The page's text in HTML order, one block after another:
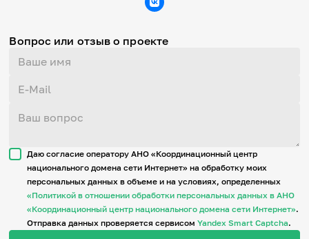
Вопрос или отзыв о проекте
Даю согласие оператору АНО «Координационный центр
национального домена сети Интернет» на обработку моих
персональных данных в объеме и на условиях, определенных
«Политикой в отношении обработки персональных данных в АНО
«Координационный центр национального домена сети Интернет».
Отправка данных проверяется сервисомYandex Smart Captcha.